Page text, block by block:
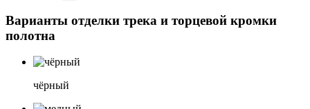
Варианты отделки трека и торцевой кромки
полотна
чёрный